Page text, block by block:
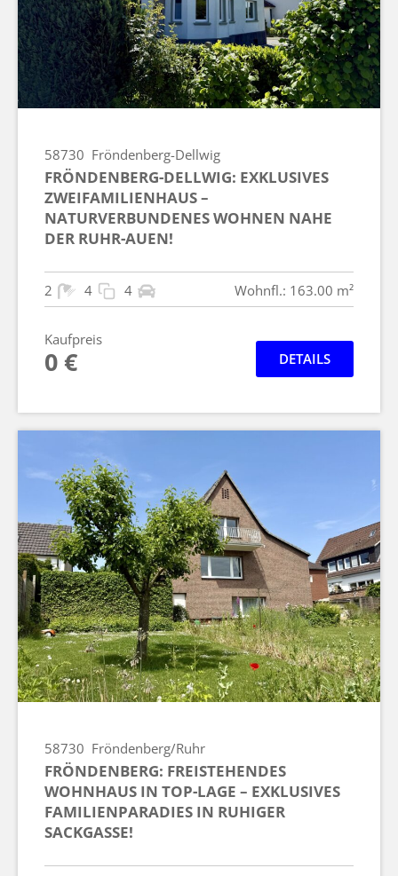
58730 Fröndenberg-Dellwig
FRÖNDENBERG-DELLWIG: EXKLUSIVES
ZWEIFAMILIENHAUS –
NATURVERBUNDENES WOHNEN NAHE
DER RUHR-AUEN!
2 4 4 Wohnfl.: 163.00 m²
Kaufpreis
0 € DETAILS
58730 Fröndenberg/Ruhr
FRÖNDENBERG: FREISTEHENDES
WOHNHAUS IN TOP-LAGE – EXKLUSIVES
FAMILIENPARADIES IN RUHIGER
SACKGASSE!